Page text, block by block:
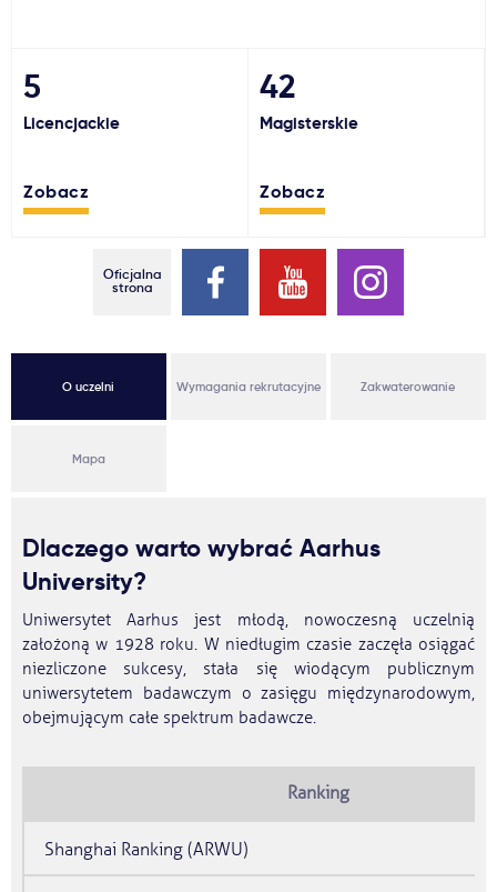
Usługi
5
Licencjackie
Zobacz
42
Magisterskie
Zobacz
Oficjalna
strona
O uczelni Wymagania rekrutacyjne Zakwaterowanie
Mapa
Dlaczego warto wybrać Aarhus
University?
Uniwersytet Aarhus jest młodą, nowoczesną uczelnią
założoną w 1928 roku. W niedługim czasie zaczęła osiągać
niezliczone sukcesy, stała się wiodącym publicznym
uniwersytetem badawczym o zasięgu międzynarodowym,
obejmującym całe spektrum badawcze.
Ranking
Shanghai Ranking (ARWU)